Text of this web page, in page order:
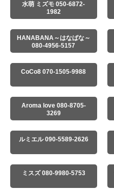
水萌 ミズモ 050-6872-
1982
HANABANA～はなばな～
080-4956-5157
CoCo8 070-1505-9988
Aroma love 080-8705-
3269
ルミエル 090-5589-2626
ミスズ 080-9980-5753